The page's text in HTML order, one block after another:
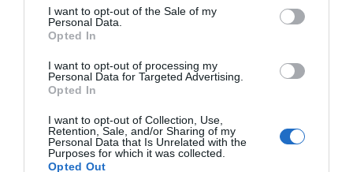
I want to opt-out of the Sale of my
Personal Data.
Opted In
I want to opt-out of processing my
Personal Data for Targeted Advertising.
Opted In
I want to opt-out of Collection, Use,
Retention, Sale, and/or Sharing of my
Personal Data that Is Unrelated with the
Purposes for which it was collected.
Opted Out
Enormes minucias
por Eulogio López